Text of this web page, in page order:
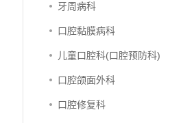
牙周病科
口腔黏膜病科
儿童口腔科(口腔预防科)
口腔颌面外科
口腔修复科